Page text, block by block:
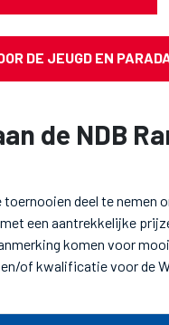
DE JEUGD EN
de NDB
deel te nemen
een aantrekkelijke
komen voor
of kwalificatie voor de